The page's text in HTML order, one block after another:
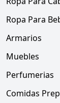
Ropa Para
Armarios
Muebles
Perfumerias
Comidas